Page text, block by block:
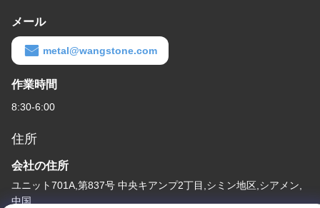
メール
metal@wangstone.com
作業時間
8:30-6:00
住所
会社の住所
ユニット701A,第837号 中央キアンプ2丁目,シミン地区,シアメン,
中国